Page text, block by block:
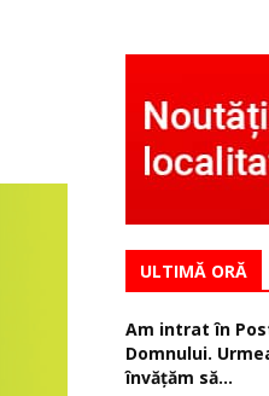
ULTIMĂ ORĂ
Am intrat în
Domnului.
învăţăm să...